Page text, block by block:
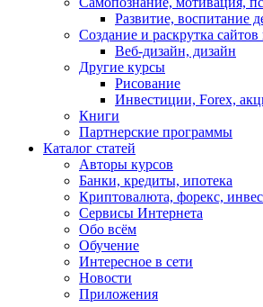
Развитие, воспитание
Создание и раскрутка сайтов
Веб-дизайн, дизайн
Другие курсы
Рисование
Инвестиции, Forex,
Книги
Партнерские программы
Каталог статей
Авторы курсов
Банки, кредиты, ипотека
Криптовалюта, форекс,
Сервисы Интернета
Обо всём
Обучение
Интересное в сети
Новости
Приложения